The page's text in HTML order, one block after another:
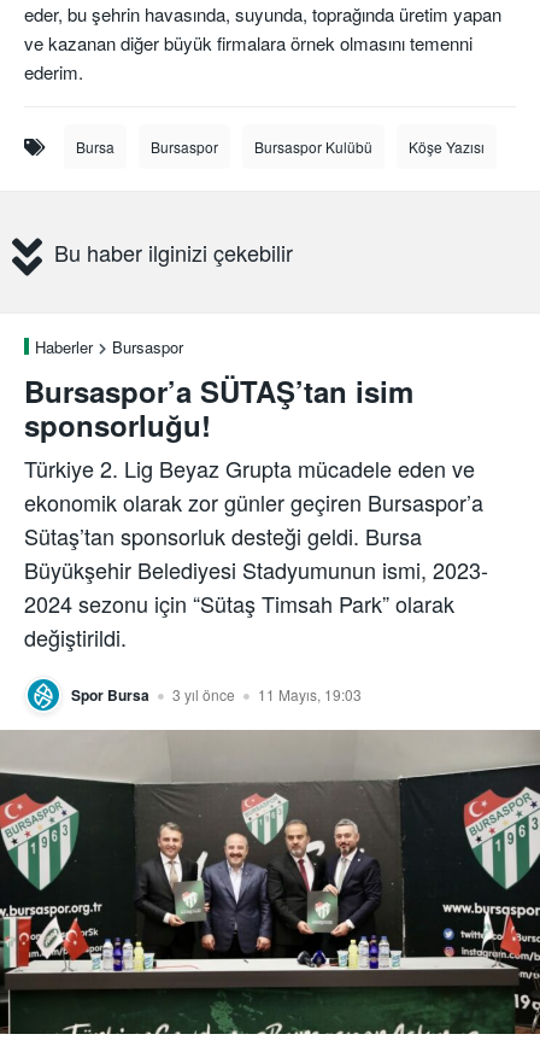
eder, bu şehrin havasında, suyunda, toprağında üretim yapan
ve kazanan diğer büyük firmalara örnek olmasını temenni
ederim.
Bursa Bursaspor Bursaspor Kulübü Köşe Yazısı
Bu haber ilginizi çekebilir
Haberler Bursaspor
Bursaspor’a SÜTAŞ’tan isim
sponsorluğu!
Türkiye 2. Lig Beyaz Grupta mücadele eden ve
ekonomik olarak zor günler geçiren Bursaspor’a
Sütaş’tan sponsorluk desteği geldi. Bursa
Büyükşehir Belediyesi Stadyumunun ismi, 2023-
2024 sezonu için “Sütaş Timsah Park” olarak
değiştirildi.
Spor Bursa 3 yıl önce 11 Mayıs, 19:03